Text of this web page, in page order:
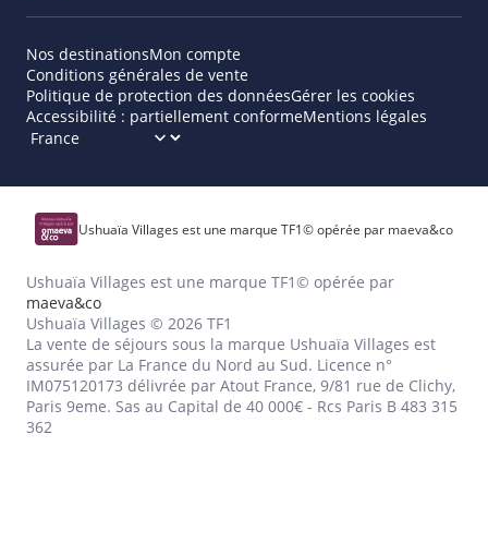
Nos destinationsMon compte
Conditions générales de vente
Politique de protection des donnéesGérer les cookies
Accessibilité : partiellement conformeMentions légales
Ushuaïa Villages est une marque TF1© opérée par maeva&co
Ushuaïa Villages est une marque TF1© opérée par
maeva&co
Ushuaïa Villages © 2026 TF1
La vente de séjours sous la marque Ushuaïa Villages est
assurée par La France du Nord au Sud. Licence n°
IM075120173 délivrée par Atout France, 9/81 rue de Clichy,
Paris 9eme. Sas au Capital de 40 000€ - Rcs Paris B 483 315
362